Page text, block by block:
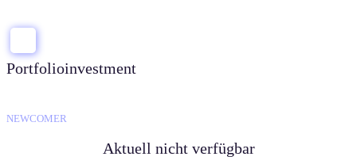
Portfolioinvestment
NEWCOMER
Aktuell nicht verfügbar